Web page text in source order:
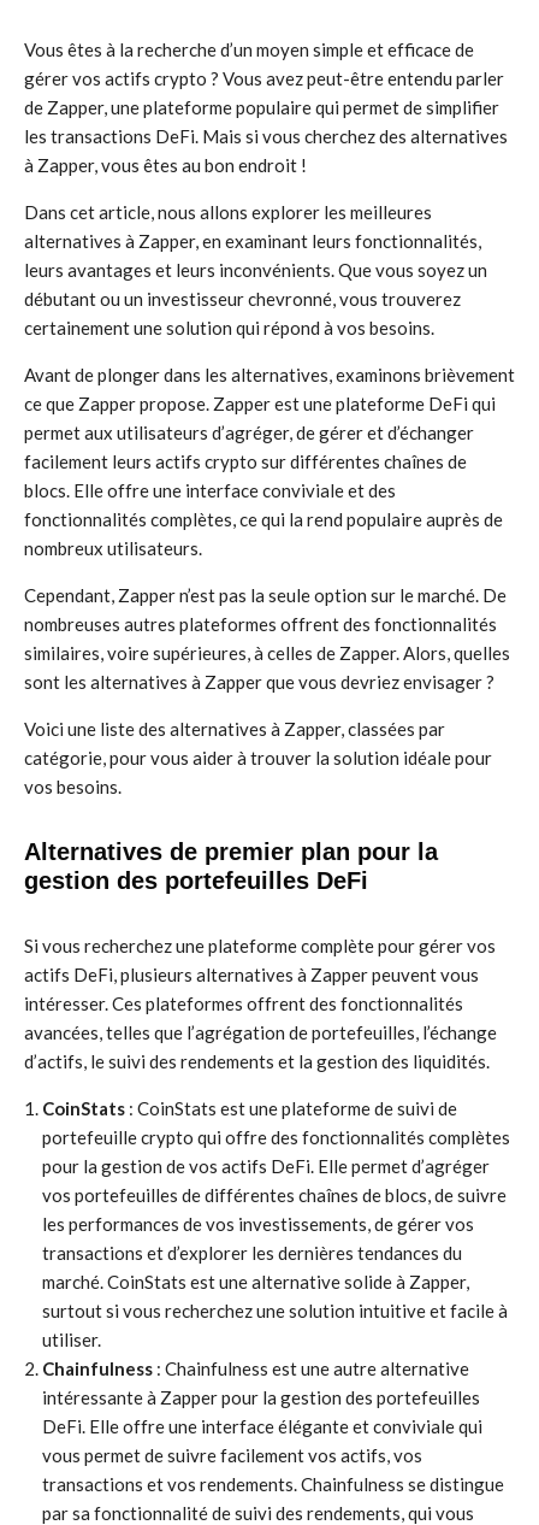
Vous êtes à la recherche d’un moyen simple et efficace de
gérer vos actifs crypto ? Vous avez peut-être entendu parler
de Zapper, une plateforme populaire qui permet de simplifier
les transactions DeFi. Mais si vous cherchez des alternatives
à Zapper, vous êtes au bon endroit !
Dans cet article, nous allons explorer les meilleures
alternatives à Zapper, en examinant leurs fonctionnalités,
leurs avantages et leurs inconvénients. Que vous soyez un
débutant ou un investisseur chevronné, vous trouverez
certainement une solution qui répond à vos besoins.
Avant de plonger dans les alternatives, examinons brièvement
ce que Zapper propose. Zapper est une plateforme DeFi qui
permet aux utilisateurs d’agréger, de gérer et d’échanger
facilement leurs actifs crypto sur différentes chaînes de
blocs. Elle offre une interface conviviale et des
fonctionnalités complètes, ce qui la rend populaire auprès de
nombreux utilisateurs.
Cependant, Zapper n’est pas la seule option sur le marché. De
nombreuses autres plateformes offrent des fonctionnalités
similaires, voire supérieures, à celles de Zapper. Alors, quelles
sont les alternatives à Zapper que vous devriez envisager ?
Voici une liste des alternatives à Zapper, classées par
catégorie, pour vous aider à trouver la solution idéale pour
vos besoins.
Alternatives de premier plan pour la
gestion des portefeuilles DeFi
Si vous recherchez une plateforme complète pour gérer vos
actifs DeFi, plusieurs alternatives à Zapper peuvent vous
intéresser. Ces plateformes offrent des fonctionnalités
avancées, telles que l’agrégation de portefeuilles, l’échange
d’actifs, le suivi des rendements et la gestion des liquidités.
CoinStats : CoinStats est une plateforme de suivi de
portefeuille crypto qui offre des fonctionnalités complètes
pour la gestion de vos actifs DeFi. Elle permet d’agréger
vos portefeuilles de différentes chaînes de blocs, de suivre
les performances de vos investissements, de gérer vos
transactions et d’explorer les dernières tendances du
marché. CoinStats est une alternative solide à Zapper,
surtout si vous recherchez une solution intuitive et facile à
utiliser.
Chainfulness : Chainfulness est une autre alternative
intéressante à Zapper pour la gestion des portefeuilles
DeFi. Elle offre une interface élégante et conviviale qui
vous permet de suivre facilement vos actifs, vos
transactions et vos rendements. Chainfulness se distingue
par sa fonctionnalité de suivi des rendements, qui vous